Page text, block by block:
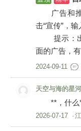
广告和推
击“宣传”，
提示：出
面的广告，
告，一律小
2024-09-11
天空与海的星
**，什么**
2026-07-17 ·